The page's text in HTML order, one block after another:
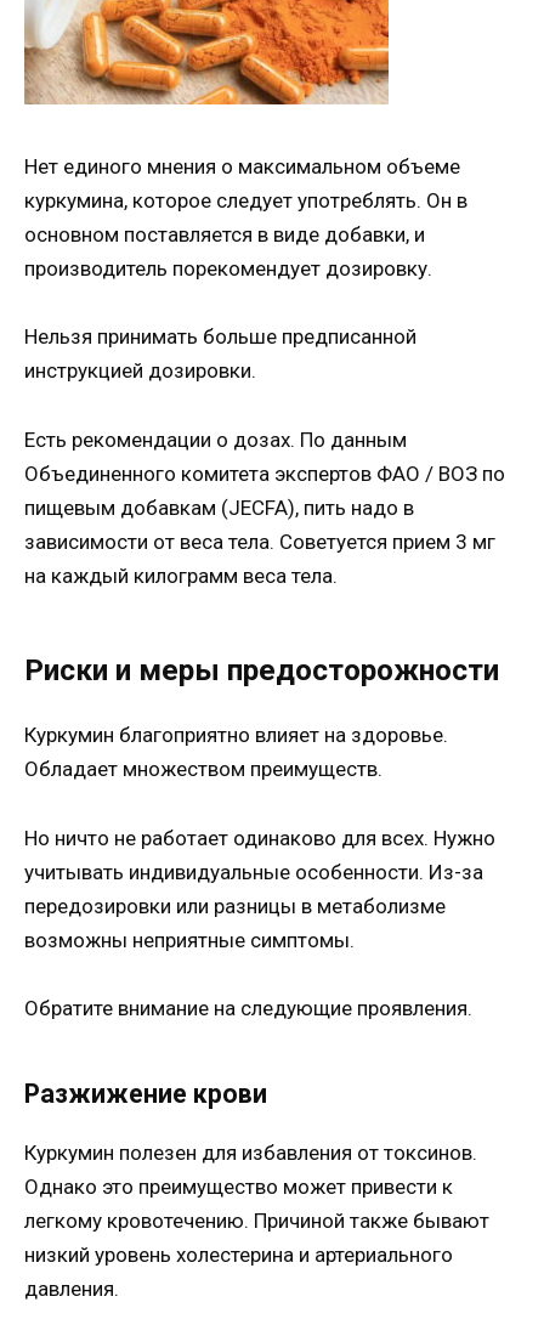
Нет единого мнения о максимальном объеме
куркумина, которое следует употреблять. Он в
основном поставляется в виде добавки, и
производитель порекомендует дозировку.
Нельзя принимать больше предписанной
инструкцией дозировки.
Есть рекомендации о дозах. По данным
Объединенного комитета экспертов ФАО / ВОЗ по
пищевым добавкам (JECFA), пить надо в
зависимости от веса тела. Советуется прием 3 мг
на каждый килограмм веса тела.
Риски и меры предосторожности
Куркумин благоприятно влияет на здоровье.
Обладает множеством преимуществ.
Но ничто не работает одинаково для всех. Нужно
учитывать индивидуальные особенности. Из-за
передозировки или разницы в метаболизме
возможны неприятные симптомы.
Обратите внимание на следующие проявления.
Разжижение крови
Куркумин полезен для избавления от токсинов.
Однако это преимущество может привести к
легкому кровотечению. Причиной также бывают
низкий уровень холестерина и артериального
давления.